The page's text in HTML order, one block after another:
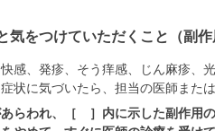
気をつけていただくこと（副作
感、発疹、そう痒感、じん麻疹、
状に気づいたら、担当の医師また
らわれ、［ ］内に示した副作用